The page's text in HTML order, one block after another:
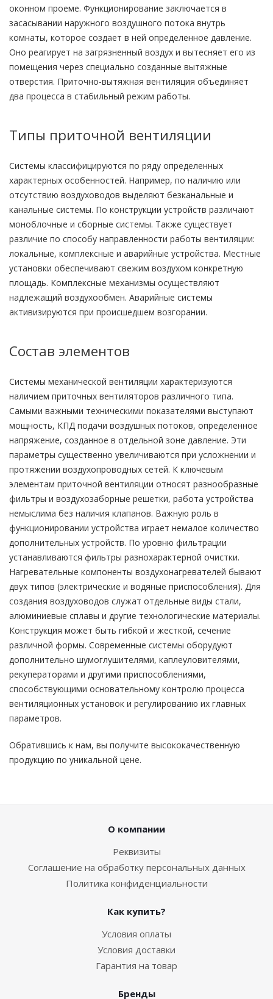
оконном проеме. Функционирование заключается в
засасывании наружного воздушного потока внутрь
комнаты, которое создает в ней определенное давление.
Оно реагирует на загрязненный воздух и вытесняет его из
помещения через специально созданные вытяжные
отверстия. Приточно-вытяжная вентиляция объединяет
два процесса в стабильный режим работы.
Типы приточной вентиляции
Системы классифицируются по ряду определенных
характерных особенностей. Например, по наличию или
отсутствию воздуховодов выделяют безканальные и
канальные системы. По конструкции устройств различают
моноблочные и сборные системы. Также существует
различие по способу направленности работы вентиляции:
локальные, комплексные и аварийные устройства. Местные
установки обеспечивают свежим воздухом конкретную
площадь. Комплексные механизмы осуществляют
надлежащий воздухообмен. Аварийные системы
активизируются при происшедшем возгорании.
Состав элементов
Системы механической вентиляции характеризуются
наличием приточных вентиляторов различного типа.
Самыми важными техническими показателями выступают
мощность, КПД подачи воздушных потоков, определенное
напряжение, созданное в отдельной зоне давление. Эти
параметры существенно увеличиваются при усложнении и
протяжении воздухопроводных сетей. К ключевым
элементам приточной вентиляции относят разнообразные
фильтры и воздухозаборные решетки, работа устройства
немыслима без наличия клапанов. Важную роль в
функционировании устройства играет немалое количество
дополнительных устройств. По уровню фильтрации
устанавливаются фильтры разнохарактерной очистки.
Нагревательные компоненты воздухонагревателей бывают
двух типов (электрические и водяные приспособления). Для
создания воздуховодов служат отдельные виды стали,
алюминиевые сплавы и другие технологические материалы.
Конструкция может быть гибкой и жесткой, сечение
различной формы. Современные системы оборудуют
дополнительно шумоглушителями, каплеуловителями,
рекуператорами и другими приспособлениями,
способствующими основательному контролю процесса
вентиляционных установок и регулированию их главных
параметров.
Обратившись к нам, вы получите высококачественную
продукцию по уникальной цене.
О компании
Реквизиты
Соглашение на обработку персональных данных
Политика конфиденциальности
Как купить?
Условия оплаты
Условия доставки
Гарантия на товар
Бренды